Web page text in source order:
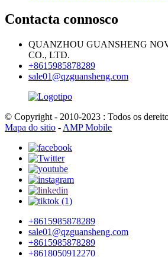
Contacta connosco
QUANZHOU GUANSHENG
CO., LTD.
+8615985878289
sale01@qzguansheng.com
© Copyright - 2010-2023 : Todos os
Mapa do sitio - AMP Mobile
+8615985878289
sale01@qzguansheng.com
+8615985878289
+8618050912270